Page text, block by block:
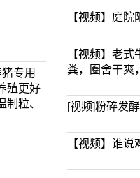
专用
殖更好
粒、
【视频】庭
【视频】老
粪，圈舍干爽
[视频]粉碎发
【视频】谁